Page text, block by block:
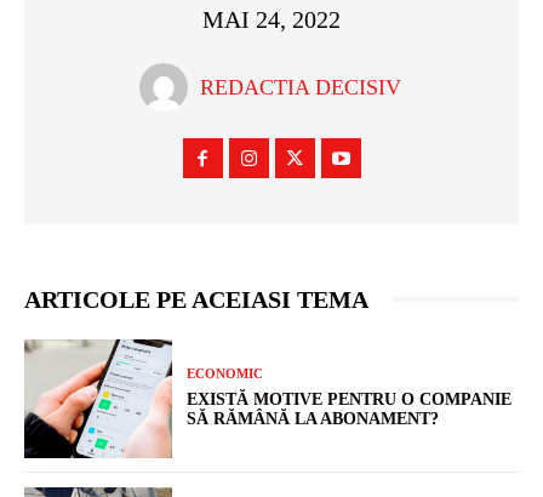
MAI 24, 2022
REDACTIA DECISIV
ARTICOLE PE ACEIASI TEMA
ECONOMIC
EXISTĂ MOTIVE PENTRU O COMPANIE
SĂ RĂMÂNĂ LA ABONAMENT?